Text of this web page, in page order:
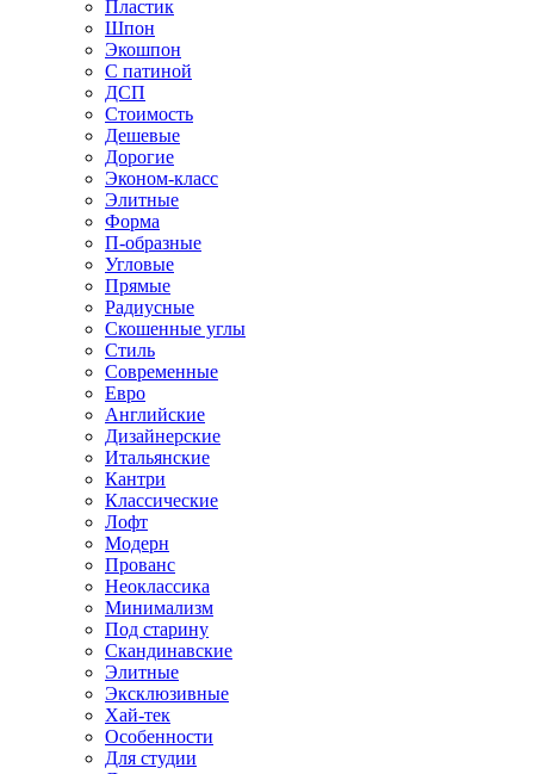
Пластик
Шпон
Экошпон
С патиной
ДСП
Стоимость
Дешевые
Дорогие
Эконом-класс
Элитные
Форма
П-образные
Угловые
Прямые
Радиусные
Скошенные углы
Стиль
Современные
Евро
Английские
Дизайнерские
Итальянские
Кантри
Классические
Лофт
Модерн
Прованс
Неоклассика
Минимализм
Под старину
Скандинавские
Элитные
Эксклюзивные
Хай-тек
Особенности
Для студии